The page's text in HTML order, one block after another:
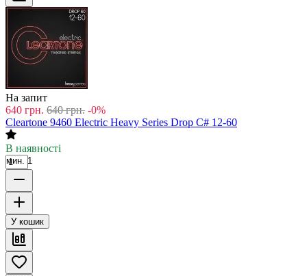
На запит
640 грн. 640 грн. -0%
Cleartone 9460 Electric Heavy Series Drop C# 12-60
В наявності
мин. 1
У кошик